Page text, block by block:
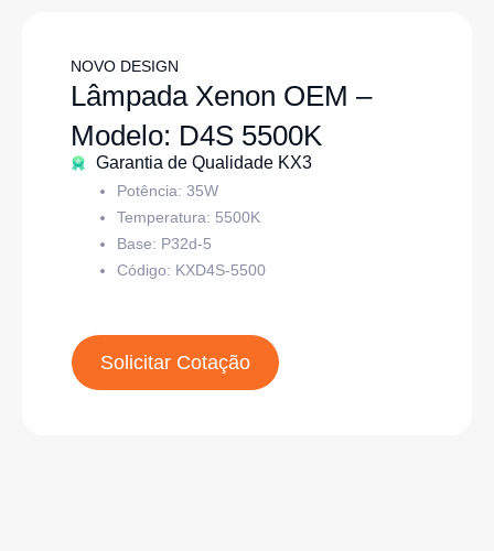
NOVO DESIGN
Lâmpada Xenon OEM –
Modelo: D4S 5500K
Garantia de Qualidade KX3
Potência: 35W
Temperatura: 5500K
Base: P32d-5
Código: KXD4S-5500
Solicitar Cotação